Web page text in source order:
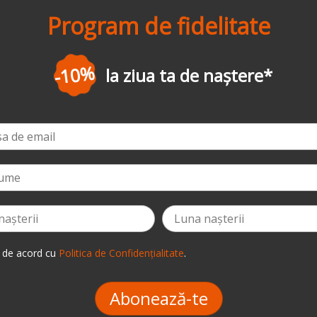
Program de fidelitate
-3% la prima comandă*
acord cu Politica de Confidențialitate.
Abonează-te